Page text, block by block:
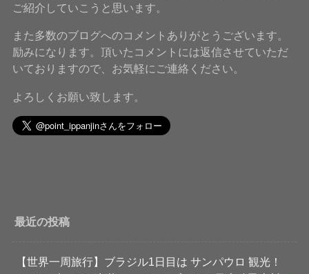
ご紹介していこうと思います。
また多数のブログへのコメントありがとうございます。
励みになります。頂いたコメントには返信させていただ
いておりますので、お気軽にご連絡ください。
よろしくお願い致します。
最近の投稿
【世界一周旅行】ブラジル1日目は サンパウロ 観光！